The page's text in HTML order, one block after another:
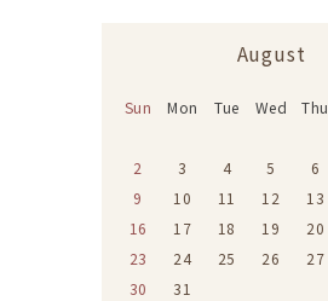
August
Sun Mon Tue Wed Thu
2
3 4 5 6
9
10 11 12 13
16
17 18 19 20
23
24 25 26 27
30
31